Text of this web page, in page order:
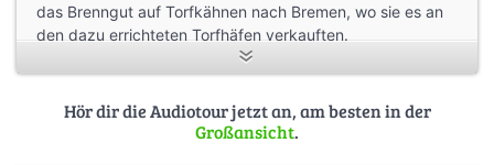
das Brenngut auf Torfkähnen nach Bremen, wo sie es an
den dazu errichteten Torfhäfen verkauften.
Heute wird Torf als Brenngut nicht mehr verwendet und
der Findorffer Torfhafen wird nicht mehr zum Handel
gebraucht. Angefangen beim Namen des Stadtteils, der
Hör dir die Audiotour jetzt an, am besten in der
Großansicht.